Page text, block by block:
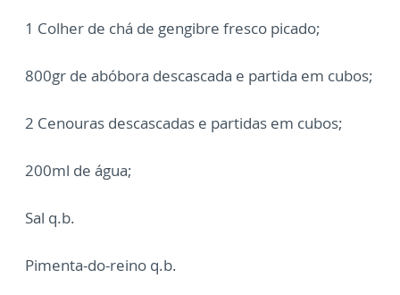
1 Colher de chá de gengibre fresco picado;
800gr de abóbora descascada e partida em cubos;
2 Cenouras descascadas e partidas em cubos;
200ml de água;
Sal q.b.
Pimenta-do-reino q.b.